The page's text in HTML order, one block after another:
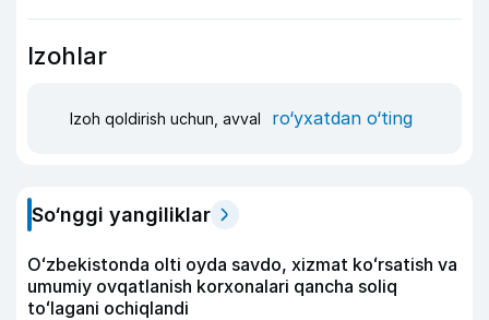
Izohlar
Izoh qoldirish uchun, avval ro‘yxatdan o‘ting
So‘nggi yangiliklar
Oʻzbekistonda olti oyda savdo, xizmat koʻrsatish va
umumiy ovqatlanish korxonalari qancha soliq
toʻlagani ochiqlandi